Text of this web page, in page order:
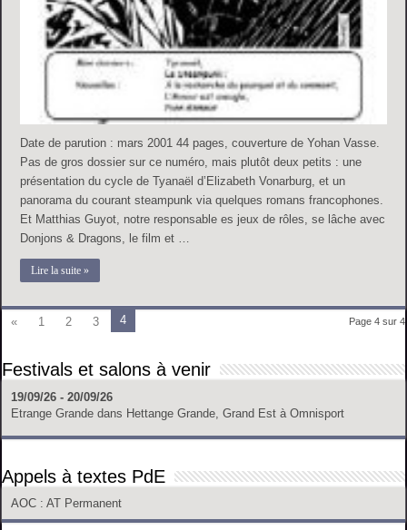
Date de parution : mars 2001 44 pages, couverture de Yohan Vasse.
Pas de gros dossier sur ce numéro, mais plutôt deux petits : une
présentation du cycle de Tyanaël d’Elizabeth Vonarburg, et un
panorama du courant steampunk via quelques romans francophones.
Et Matthias Guyot, notre responsable es jeux de rôles, se lâche avec
Donjons & Dragons, le film et …
Lire la suite »
Page 4 sur 4
« 1 2 3 4
Festivals et salons à venir
19/09/26 - 20/09/26
Etrange Grande dans Hettange Grande, Grand Est à Omnisport
Appels à textes PdE
AOC : AT Permanent